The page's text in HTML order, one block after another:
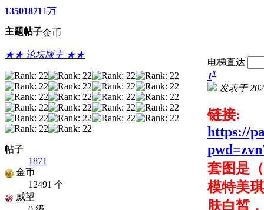
1350
主题
1871
帖子
1万
金币
★★ 论坛版主 ★★
帖子
1871
金币
12491 个
威望
电梯直达
1#
发表于
链接:
https://
套图是
模特美
肤白皙